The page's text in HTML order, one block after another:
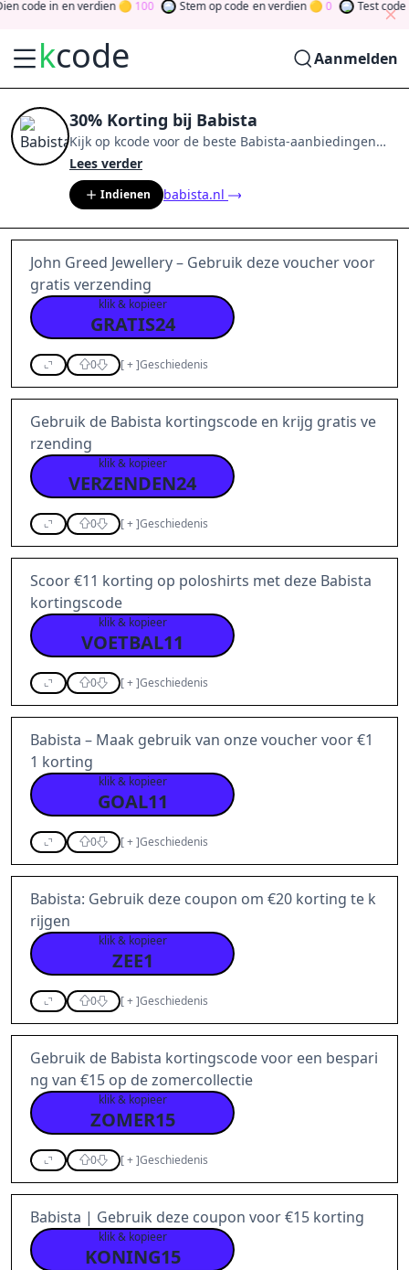
code in en verdien 100 Stem op code en verdien 0 Test code
kcode Aanmelden
30% Korting bij Babista
Kijk op kcode voor de beste Babista-aanbiedingen
vanaug 2026
tokens door bij te dragen via stemmen, testen, delen
en meer. Drehen Sie den Glücksklee
Sie Geld
Lees verder
Indienen babista.nl
John Greed Jewellery – Gebruik deze voucher voor
gratis verzending
klik & kopieer
GRATIS24
0 [+]Geschiedenis
Gebruik de Babista kortingscode en krijg gratis ve
rzending
klik & kopieer
VERZENDEN24
0 [+]Geschiedenis
Scoor €11 korting op poloshirts met deze Babista
kortingscode
klik & kopieer
VOETBAL11
0 [+]Geschiedenis
Babista – Maak gebruik van onze voucher voor €1
1 korting
klik & kopieer
GOAL11
0 [+]Geschiedenis
Babista: Gebruik deze coupon om €20 korting te k
rijgen
klik & kopieer
ZEE1
0 [+]Geschiedenis
Gebruik de Babista kortingscode voor een bespari
ng van €15 op de zomercollectie
klik & kopieer
ZOMER15
0 [+]Geschiedenis
Babista | Gebruik deze coupon voor €15 korting
klik & kopieer
KONING15